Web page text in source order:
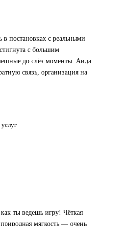
в постановках с реальными
с большим
до слёз моменты. Аида
связь, организация на
ты ведешь игру! Чёткая
мягкость — очень